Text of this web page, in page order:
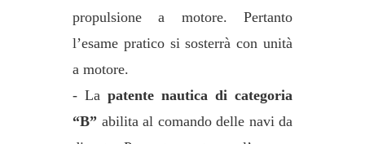
propulsione a motore. Pertanto
l’esame pratico si sosterrà con unità
a motore.
- La patente nautica di categoria
“B” abilita al comando delle navi da